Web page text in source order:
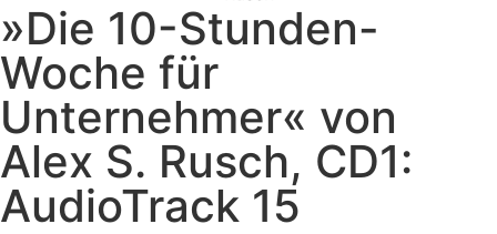
»Die 10-Stunden-
Woche für
Unternehmer« von
Alex S. Rusch, CD1:
AudioTrack 15